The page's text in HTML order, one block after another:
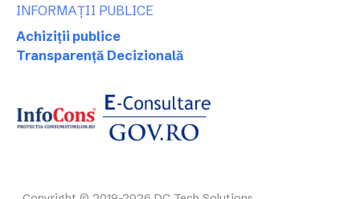
INFORMAȚII PUBLICE
Achiziții publice
Transparență Decizională